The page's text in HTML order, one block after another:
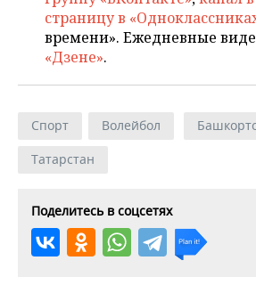
страницу в
времени». Ежедневные
«Дзене».
Спорт Волейбол
Татарстан
Поделитесь в соцсетях